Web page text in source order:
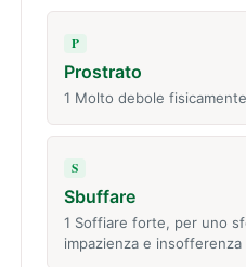
P
Prostrato
1 Molto debole
S
Sbuffare
1 Soffiare forte, per uno
impazienza e insofferenza